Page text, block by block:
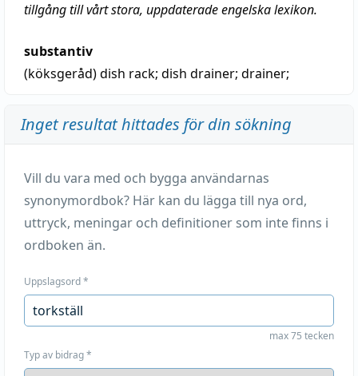
tillgång till vårt stora, uppdaterade engelska lexikon.
substantiv
(köksgeråd)dish rack; dish drainer; drainer;
Inget resultat hittades för din sökning
Vill du vara med och bygga användarnas
synonymordbok? Här kan du lägga till nya ord,
uttryck, meningar och definitioner som inte finns i
ordboken än.
Uppslagsord*
max 75 tecken
Typ av bidrag*